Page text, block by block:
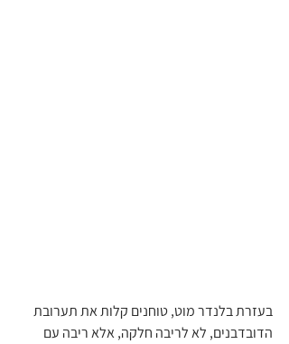
בעזרת בלנדר מוט, טוחנים קלות את תערובת
הדובדבנים, לא לריבה חלקה, אלא ריבה עם